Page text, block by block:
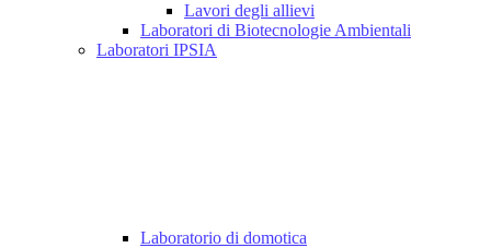
Lavori degli allievi
Laboratori di Biotecnologie Ambientali
Laboratori IPSIA
Laboratorio di domotica